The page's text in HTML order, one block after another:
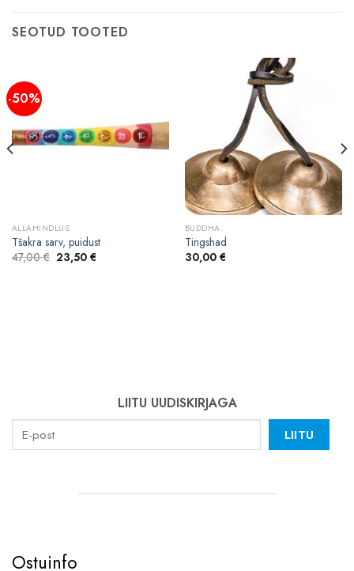
SEOTUD TOOTED
-50%
ALLAHINDLUS
Tšakra sarv, puidust
47,00€ Algne
hind
23,50 €Current
price
BUDDHA
Tingshad
30,00 €
LIITU UUDISKIRJAGA
LIITU
Ostuinfo